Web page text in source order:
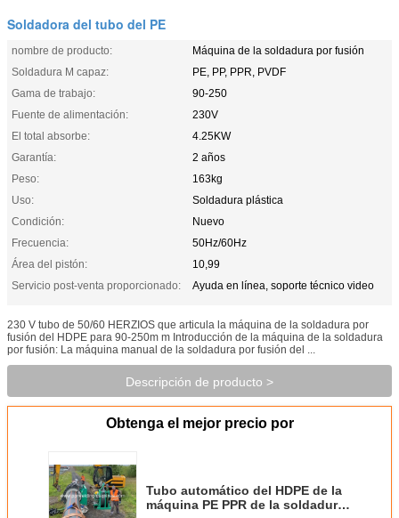
Soldadora del tubo del PE
nombre de producto:
Máquina de la soldadura por fusión
Soldadura M capaz:
PE, PP, PPR, PVDF
Gama de trabajo:
90-250
Fuente de alimentación:
230V
El total absorbe:
4.25KW
Garantía:
2 años
Peso:
163kg
Uso:
Soldadura plástica
Condición:
Nuevo
Frecuencia:
50Hz/60Hz
Área del pistón:
10,99
Servicio post-venta proporcionado:
Ayuda en línea, soporte técnico video
230 V tubo de 50/60 HERZIOS que articula la máquina de la soldadura por
fusión del HDPE para 90-250m m Introducción de la máquina de la soldadura
por fusión: La máquina manual de la soldadura por fusión del ...
Descripción de producto >
Obtenga el mejor precio por
Tubo automático del HDPE de la
máquina PE PPR de la soldadura